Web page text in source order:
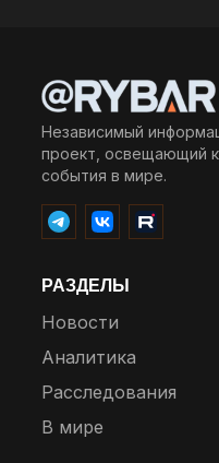
Независимый
проект, освещающий
события в мире.
РАЗДЕЛЫ
Новости
Аналитика
Расследования
В мире